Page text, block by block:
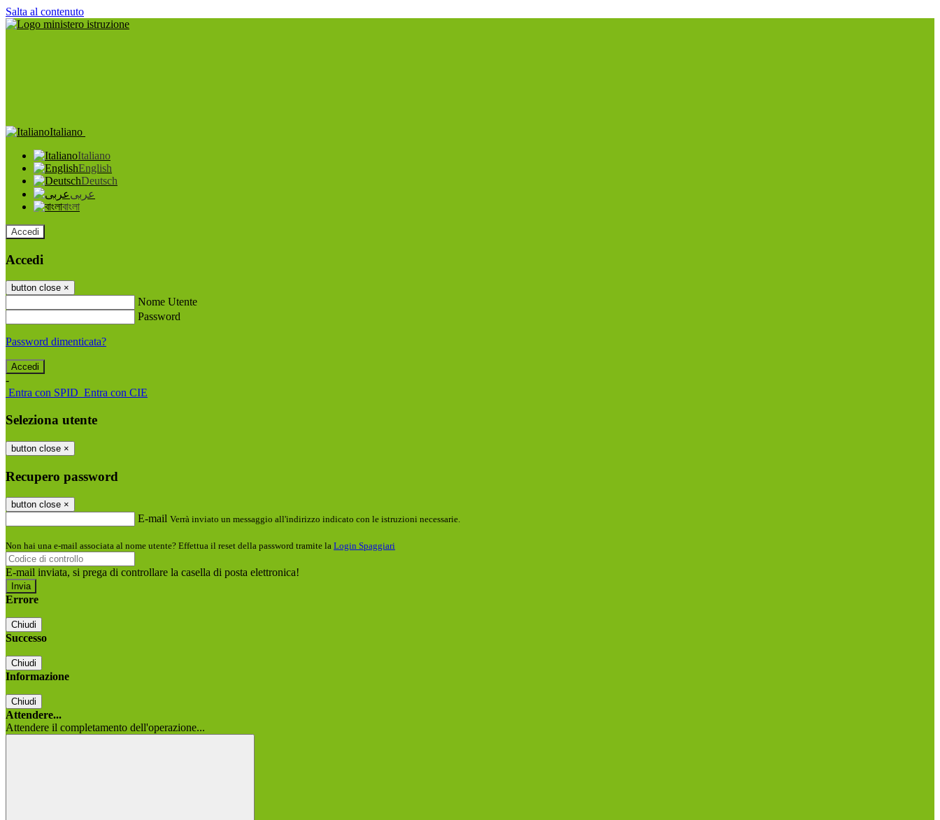
Salta al contenuto
Italiano
Italiano
English
Deutsch
عربى
বাংলা
Accedi
Accedi
button close ×
Nome Utente
Password
Password dimenticata?
-
Entra con SPID Entra con CIE
Seleziona utente
button close ×
Recupero password
button close ×
E-mail Verrà inviato un messaggio all'indirizzo indicato con le istruzioni necessarie.
Non hai una e-mail associata al nome utente? Effettua il reset della password tramite la Login Spaggiari
E-mail inviata, si prega di controllare la casella di posta elettronica!
Errore
Chiudi
Successo
Chiudi
Informazione
Chiudi
Attendere...
Attendere il completamento dell'operazione...